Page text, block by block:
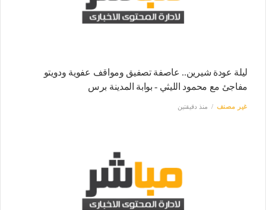
ليلة عودة شيرين.. عاصفة تصفيق ومواقف عفوية ودويتو
مفاجئ مع محمود الليثي - بوابة المدينة برس
غير مصنف منذ دقيقتين